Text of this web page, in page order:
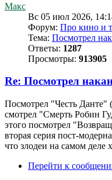
Макс
Вс 05 июл 2026,
Форум: Про кино и
Тема: Посмотрел
Ответы: 1287
Просмотры: 913905
Re: Посмотрел
Посмотрел "Честь Данте"
смотрел "Смерть Робин
этого посмотрел
вторая серия пост-
что злодеи на самом деле
Перейти к